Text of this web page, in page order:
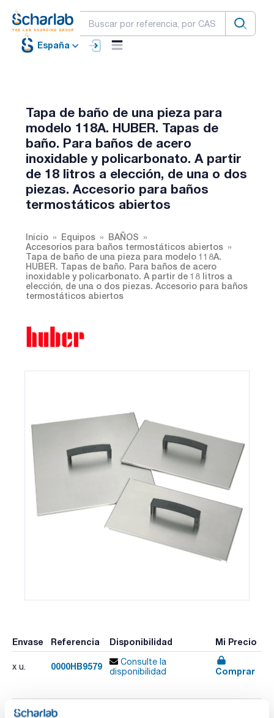
España
Tapa de baño de una pieza para
modelo 118A. HUBER. Tapas de
baño. Para baños de acero
inoxidable y policarbonato. A partir
de 18 litros a elección, de una o dos
piezas. Accesorio para baños
termostáticos abiertos
Inicio Equipos
BAÑOS
Accesorios para baños termostáticos abiertos
Tapa de baño de una pieza para modelo 118A.
HUBER. Tapas de baño. Para baños de acero
inoxidable y policarbonato. A partir de 18 litros a
elección, de una o dos piezas. Accesorio para baños
termostáticos abiertos
Envase Referencia Disponibilidad Mi Precio
x u. 0000HB9579
Consulte la
disponibilidad
Comprar